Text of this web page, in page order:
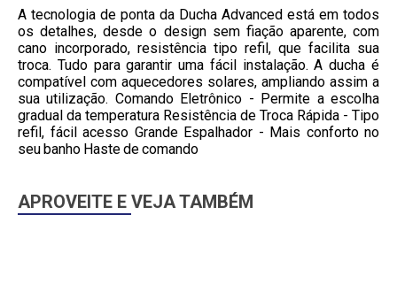
A tecnologia de ponta da Ducha Advanced está em todos
os detalhes, desde o design sem fiação aparente, com
cano incorporado, resistência tipo refil, que facilita sua
troca. Tudo para garantir uma fácil instalação. A ducha é
compatível com aquecedores solares, ampliando assim a
sua utilização. Comando Eletrônico - Permite a escolha
gradual da temperatura Resistência de Troca Rápida - Tipo
refil, fácil acesso Grande Espalhador - Mais conforto no
seu banho Haste de comando
APROVEITE E VEJA TAMBÉM